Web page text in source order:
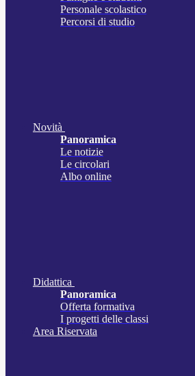
Personale scolastico
Percorsi di studio
Novità
Panoramica
Le notizie
Le circolari
Albo online
Didattica
Panoramica
Offerta formativa
I progetti delle classi
Area Riservata